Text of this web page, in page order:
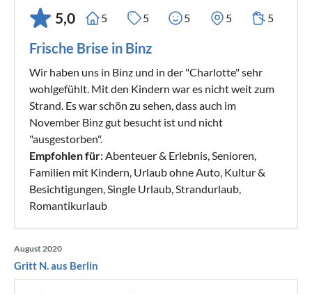
5,0 5 5 5 5 5
Frische Brise in Binz
Wir haben uns in Binz und in der "Charlotte" sehr
wohlgefühlt. Mit den Kindern war es nicht weit zum
Strand. Es war schön zu sehen, dass auch im
November Binz gut besucht ist und nicht
"ausgestorben".
Empfohlen für: Abenteuer & Erlebnis, Senioren,
Familien mit Kindern, Urlaub ohne Auto, Kultur &
Besichtigungen, Single Urlaub, Strandurlaub,
Romantikurlaub
August 2020
Gritt N. aus Berlin